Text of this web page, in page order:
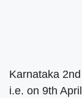
Karnataka
i.e. on 9th